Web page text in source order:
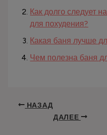
Как долго следует
для похудения?
Какая баня лучше
Чем полезна баня
НАЗАД
ДАЛЕЕ